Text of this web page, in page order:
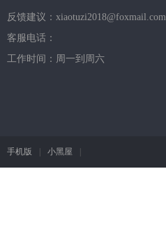
反馈建议：xiaotuzi2018@foxmail.com
客服电话：
工作时间：周一到周六
手机版 | 小黑屋 |